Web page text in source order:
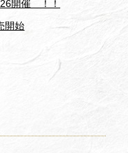
開催 ！！
開始